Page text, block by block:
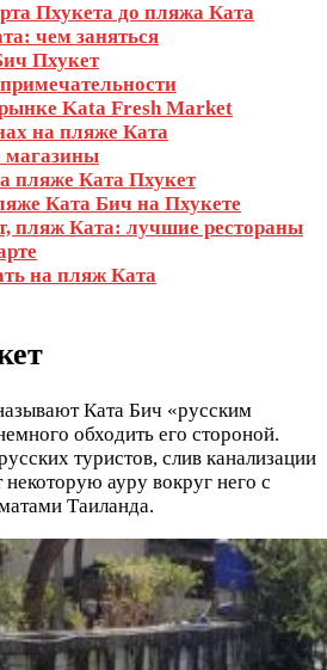
Пхукета до пляжа Ката
чем заняться
Пхукет
Kata Fresh Market
на пляже Ката
пляже Ката Пхукет
Ката Бич на Пхукете
пляж Ката: лучшие рестораны
на пляж Ката
Ката Бич «русским
обходить его стороной.
туристов, слив канализации
ауру вокруг него с
Таиланда.